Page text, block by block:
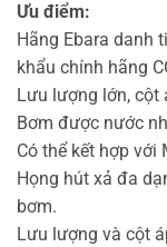
Ưu điểm:
Hãng Ebara danh
khẩu chính hãng
Lưu lượng lớn, cột
Bơm được nước
Có thể kết hợp với
Họng hút xả đa
bơm.
Lưu lượng và cột